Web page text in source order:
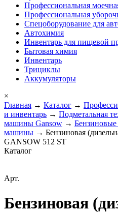
Профессиональная
Профессиональная
Спецоборудование для
Автохимия
Инвентарь для пищевой
Бытовая химия
Инвентарь
Трициклы
Аккумуляторы
×
Главная → Каталог →
и инвентарь → Подметальная
машины Gansow →
машины → Бензиновая
GANSOW 512 ST
Каталог
Арт.
Бензиновая